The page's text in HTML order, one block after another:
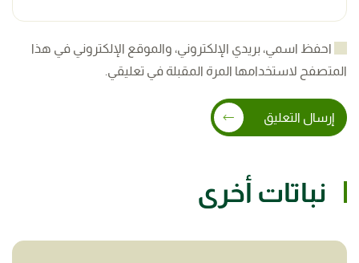
احفظ اسمي، بريدي الإلكتروني، والموقع الإلكتروني في هذا
المتصفح لاستخدامها المرة المقبلة في تعليقي.
إرسال التعليق
نباتات أخرى